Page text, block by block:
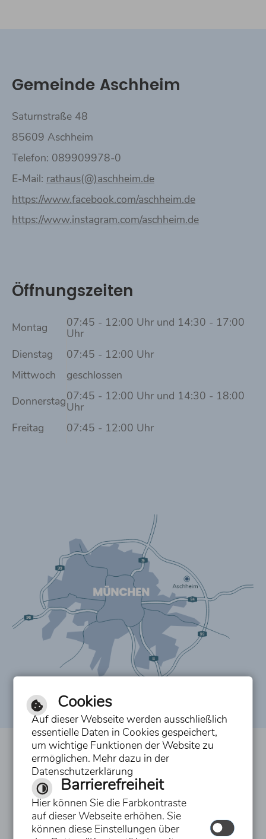
Gemeinde Aschheim
Saturnstraße 48
85609 Aschheim
Telefon: 089909978-0
E-Mail: rathaus(@)aschheim.de
https://www.facebook.com/aschheim.de
https://www.instagram.com/aschheim.de
Öffnungszeiten
Montag 07:45 - 12:00 Uhr und 14:30 - 17:00
Uhr
Dienstag
07:45 - 12:00 Uhr
Mittwoch
geschlossen
Donnerstag07:45 - 12:00 Uhr und 14:30 - 18:00
Uhr
Freitag
07:45 - 12:00 Uhr
Inhalt
Impressum
Datenschutzerklärung
Erklärung zur Barrierefreiheit
Cookies
Auf dieser Webseite werden ausschließlich
essentielle Daten in Cookies gespeichert,
um wichtige Funktionen der Website zu
ermöglichen. Mehr dazu in der
Datenschutzerklärung
Barrierefreiheit
Hier können Sie die Farbkontraste
auf dieser Webseite erhöhen. Sie
können diese Einstellungen über